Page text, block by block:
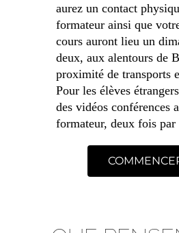
aurez un contact
formateur ainsi que
cours auront lieu un
deux, aux alentours de
proximité de transports
Pour les élèves
des vidéos conférences
formateur, deux fois par